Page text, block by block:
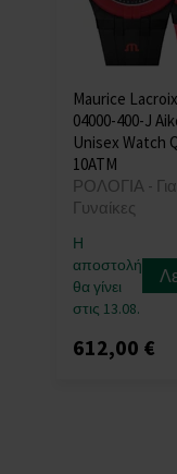
Maurice
04000-400-J
Unisex Watch
10ATM
ΡΟΛΟΓΙΑ -
Γυναίκες
Η
αποστολή
θα γίνει
στις 13.08.
612,00 €